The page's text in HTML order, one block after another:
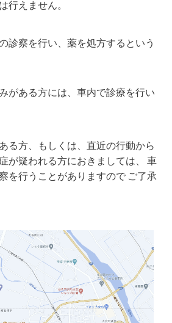
行えません。
診察を行い、薬を処方するという
がある方には、車内で診療を行い
る方、もしくは、直近の行動から
が疑われる方におきましては、 車
を行うことがありますので ご了承